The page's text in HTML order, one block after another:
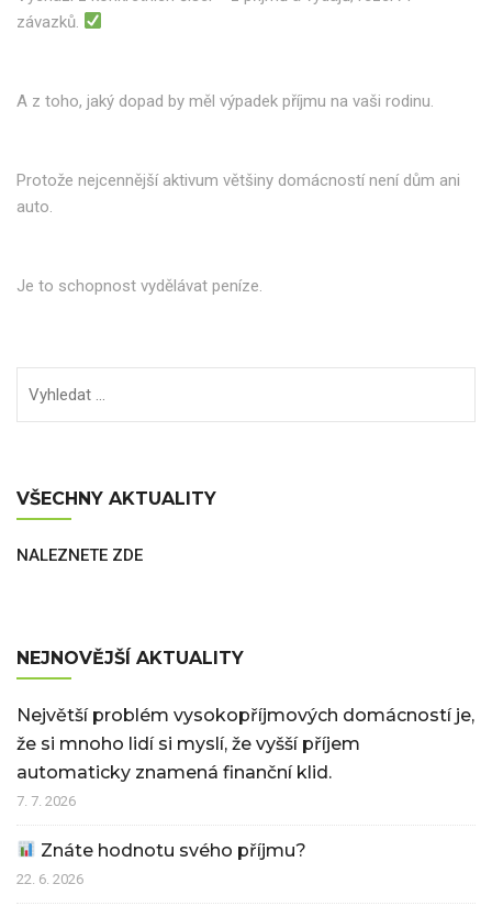
závazků.
A z toho, jaký dopad by měl výpadek příjmu na vaši rodinu.
Protože nejcennější aktivum většiny domácností není dům ani
auto.
Je to schopnost vydělávat peníze.
VŠECHNY AKTUALITY
NALEZNETE ZDE
NEJNOVĚJŠÍ AKTUALITY
Největší problém vysokopříjmových domácností je,
že si mnoho lidí si myslí, že vyšší příjem
automaticky znamená finanční klid.
7. 7. 2026
Znáte hodnotu svého příjmu?
22. 6. 2026